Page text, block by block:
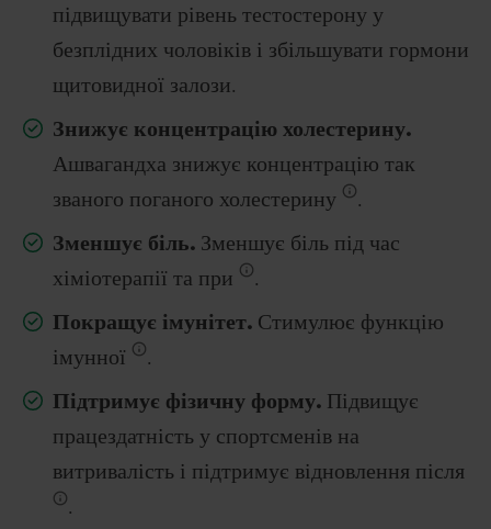
підвищувати рівень тестостерону у
безплідних чоловіків і збільшувати гормони
щитовидної залози.
Знижує концентрацію холестерину.
Ашвагандха знижує концентрацію так
званого поганого холестерину
.
Зменшує біль. Зменшує біль під час
хіміотерапії та при
.
Покращує імунітет. Стимулює функцію
імунної
.
Підтримує фізичну форму. Підвищує
працездатність у спортсменів на
витривалість і підтримує відновлення після
.